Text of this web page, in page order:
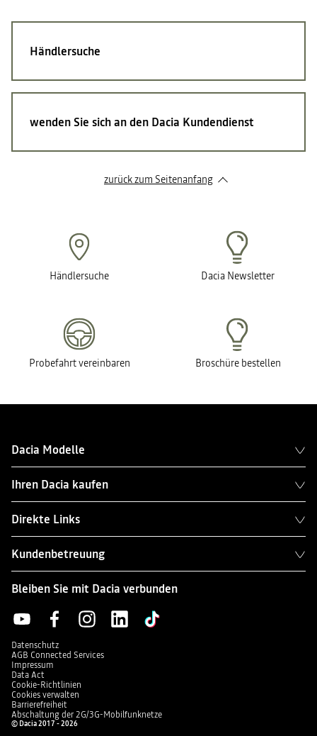
Händlersuche
wenden Sie sich an den Dacia Kundendienst
zurück zum Seitenanfang
Händlersuche Dacia Newsletter
Probefahrt vereinbaren Broschüre bestellen
Dacia Modelle
Ihren Dacia kaufen
Direkte Links
Kundenbetreuung
Bleiben Sie mit Dacia verbunden
Datenschutz
AGB Connected Services
Impressum
Data Act
Cookie-Richtlinien
Cookies verwalten
Barrierefreiheit
Abschaltung der 2G/3G-Mobilfunknetze
© Dacia 2017 - 2026